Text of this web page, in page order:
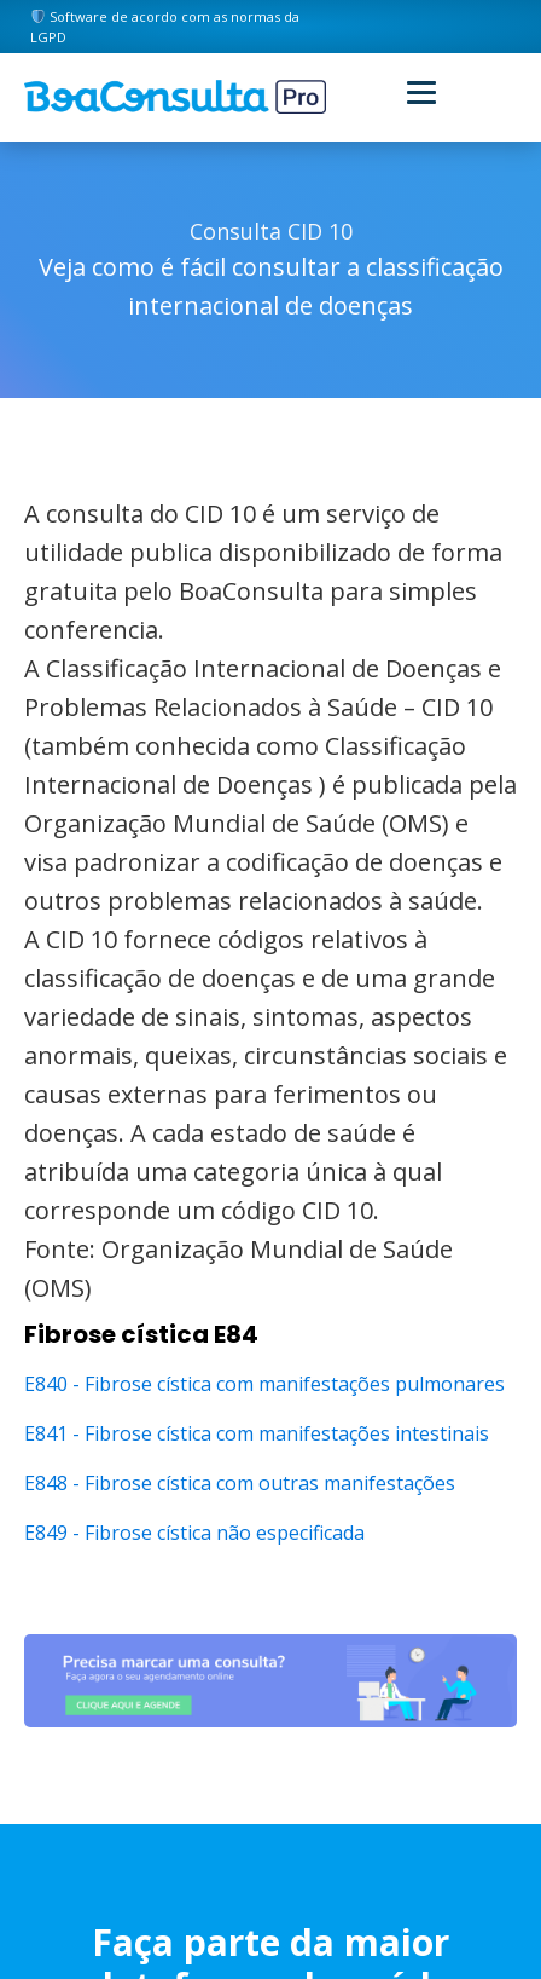
Software de acordo com as normas da
LGPD
Consulta CID 10
Veja como é fácil consultar a classificação
internacional de doenças
A consulta do CID 10 é um serviço de
utilidade publica disponibilizado de forma
gratuita pelo BoaConsulta para simples
conferencia.
A Classificação Internacional de Doenças e
Problemas Relacionados à Saúde – CID 10
(também conhecida como Classificação
Internacional de Doenças ) é publicada pela
Organização Mundial de Saúde (OMS) e
visa padronizar a codificação de doenças e
outros problemas relacionados à saúde.
A CID 10 fornece códigos relativos à
classificação de doenças e de uma grande
variedade de sinais, sintomas, aspectos
anormais, queixas, circunstâncias sociais e
causas externas para ferimentos ou
doenças. A cada estado de saúde é
atribuída uma categoria única à qual
corresponde um código CID 10.
Fonte: Organização Mundial de Saúde
(OMS)
Fibrose cística E84
E840 - Fibrose cística com manifestações pulmonares
E841 - Fibrose cística com manifestações intestinais
E848 - Fibrose cística com outras manifestações
E849 - Fibrose cística não especificada
Faça parte da maior